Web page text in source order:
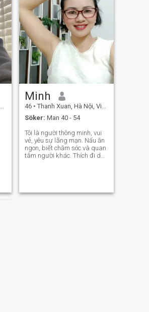
Minh
46 • Thanh Xuan, Hà Nội, Vietnam
Söker: Man 40 - 54
Tôi là người thông minh, vui
vẻ, yêu sự lãng mạn. Nấu ăn
ngon, biết chăm sóc và quan
tâm người khác. Thích đi du